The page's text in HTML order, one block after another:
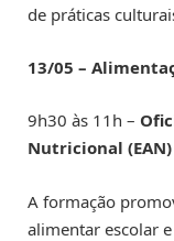
de práticas
13/05 –
9h30 às 11h –
Nutricional (EAN)
A formação
alimentar escolar